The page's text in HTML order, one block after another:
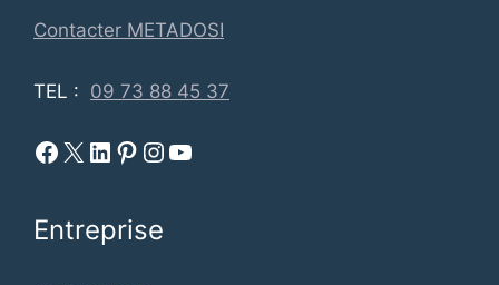
Contacter METADOSI
TEL : 09 73 88 45 37
Facebook Metadosi
Metadosi est sur X Metadosi sur Linkedin
Metadosi sur Pinterest
Metadosi sur Instagram
Metadosi sur Youtube
Entreprise